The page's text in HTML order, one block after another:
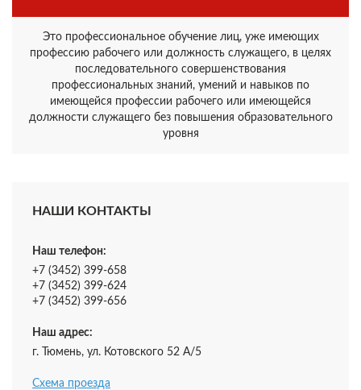
Это профессиональное обучение лиц, уже имеющих
профессию рабочего или должность служащего, в целях
последовательного совершенствования
профессиональных знаний, умений и навыков по
имеющейся профессии рабочего или имеющейся
должности служащего без повышения образовательного
уровня
НАШИ КОНТАКТЫ
Наш телефон:
+7 (3452) 399-658
+7 (3452) 399-624
+7 (3452) 399-656
Наш адрес:
г. Тюмень, ул. Котовского 52 А/5
Схема проезда